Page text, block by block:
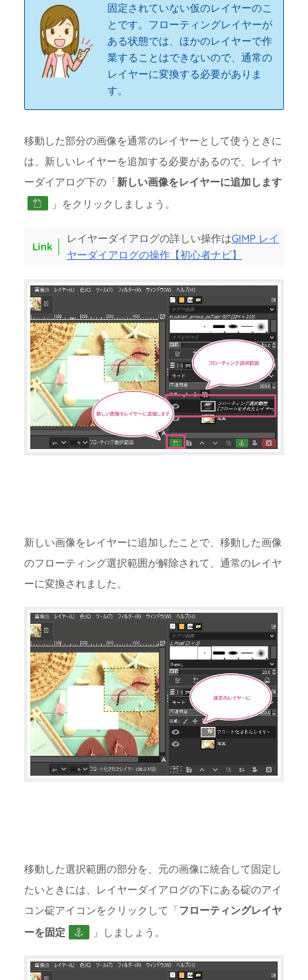
固定されていない仮のレイヤーのこ
とです。フローティングレイヤーが
ある状態では、ほかのレイヤーで作
業することはできないので、通常の
レイヤーに変換する必要がありま
す。
移動した部分の画像を通常のレイヤーとして使うときに
は、新しいレイヤーを追加する必要があるので、レイヤ
ーダイアログ下の「新しい画像をレイヤーに追加します
」をクリックしましょう。
レイヤーダイアログの詳しい操作はGIMP レイ
ヤーダイアログの操作【初心者ナビ】
新しい画像をレイヤーに追加したことで、移動した画像
のフローティング選択範囲が解除されて、通常のレイヤ
ーに変換されました。
移動した選択範囲の部分を、元の画像に統合して固定し
たいときには、レイヤーダイアログの下にある碇のアイ
コン碇アイコンをクリックして「フローティングレイヤ
ーを固定
」しましょう。